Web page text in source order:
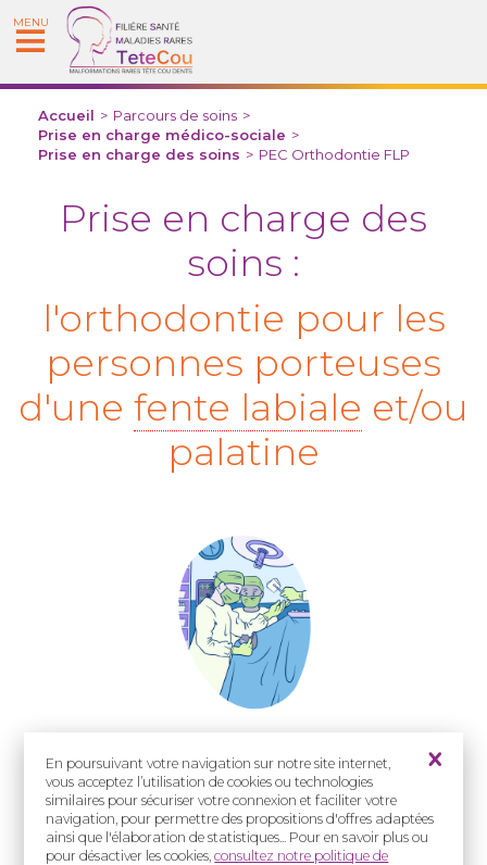
En poursuivant votre navigation sur notre site internet,
vous acceptez l’utilisation de cookies ou technologies
similaires pour sécuriser votre connexion et faciliter votre
navigation, pour permettre des propositions d'offres adaptées
ainsi que l'élaboration de statistiques... Pour en savoir plus ou
pour désactiver les cookies,consultez notre politique de
MENU
Accueil > Parcours de soins >
Prise en charge médico-sociale >
Prise en charge des soins > PEC Orthodontie FLP
Prise en charge des
soins :
l'orthodontie pour les
personnes porteuses
d'une fente labiale et/ou
palatine